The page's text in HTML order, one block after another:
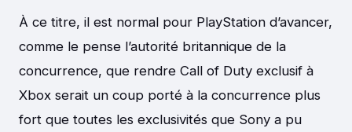
À ce titre, il est normal pour PlayStation d’avancer,
comme le pense l’autorité britannique de la
concurrence, que rendre Call of Duty exclusif à
Xbox serait un coup porté à la concurrence plus
fort que toutes les exclusivités que Sony a pu